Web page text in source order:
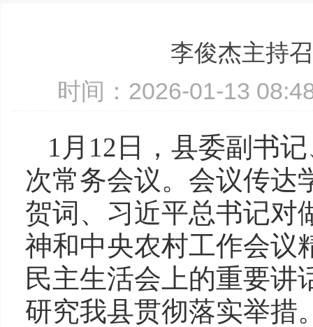
李俊杰主持
时间：2026-01-13
1月12日，县委副书
次常务会议。会议传达
贺词、习近平总书记对
神和中央农村工作会议
民主生活会上的重要讲
研究我县贯彻落实举措